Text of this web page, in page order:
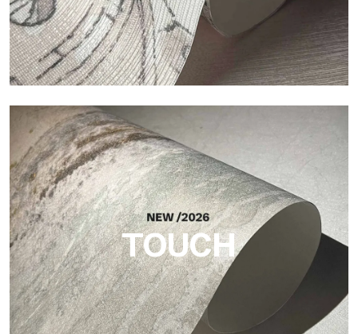
Craft
Oberfläche, inspiriert von natürlichen Fasern, mit einer
essentiellen Struktur, die der Fläche Balance, Tiefe und eine
elegante Materialität verleiht.
TOUCH